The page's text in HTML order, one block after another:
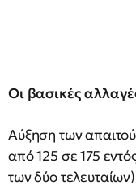
Οι βασικές
Αύξηση των
από 125 σε 175
των δύο